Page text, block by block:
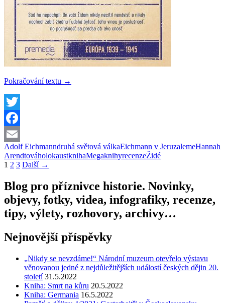
Pokračování textu Kniha:
→
Twitter
Facebook
Email
Adolf Eichmanndruhá světová válkaEichmann v JeruzalemeHannah
ArendtováholokaustknihaMegaknihyrecenzeŽidé
Navigace
příspěvky
1 2 3 Další →
Blog pro příznivce historie. Novinky,
objevy, fotky, videa, infografiky, recenze,
tipy, výlety, rozhovory, archivy…
Nejnovější příspěvky
„Nikdy se nevzdáme!“ Národní muzeum otevřelo výstavu
věnovanou jedné z nejdůležitějších událostí českých dějin 20.
století 31.5.2022
Kniha: Smrt na kůru 20.5.2022
Kniha: Germania 16.5.2022